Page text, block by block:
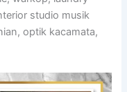
studio musik
optik kacamata,